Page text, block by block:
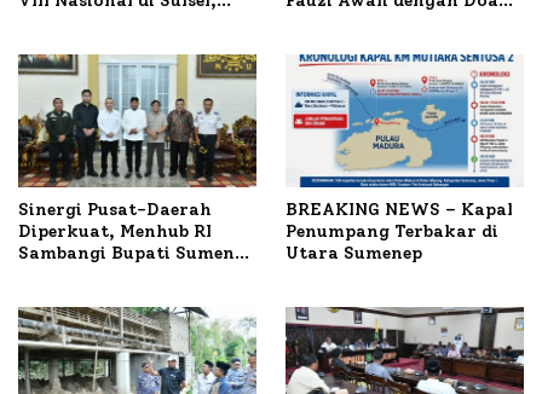
Sinergi Pusat-Daerah
Diperkuat, Menhub RI
Sambangi Bupati Sumenep
BREAKING NEWS – Kapal
Penumpang Terbakar di
Utara Sumenep